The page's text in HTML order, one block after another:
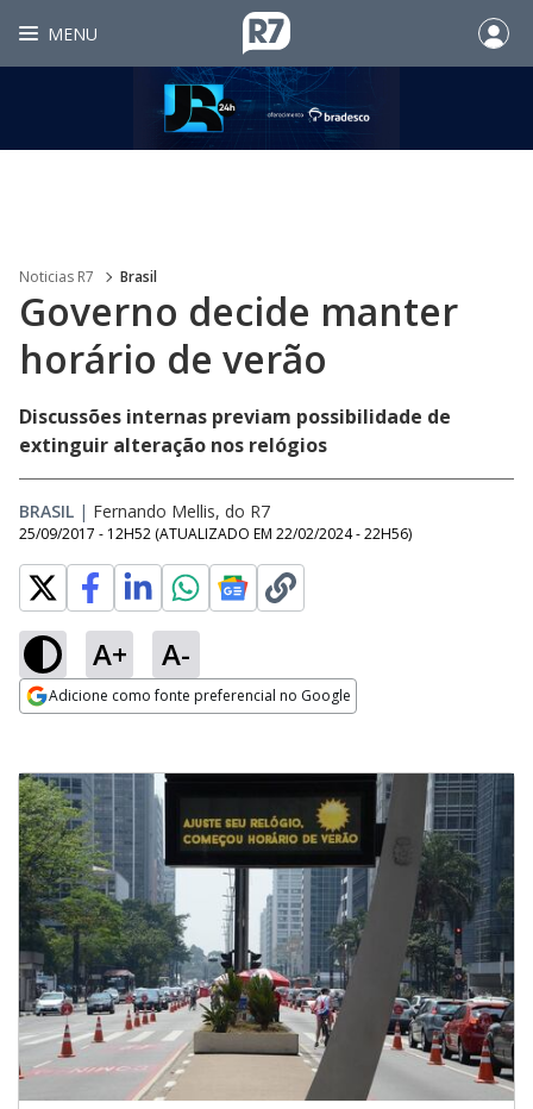
MENU
Noticias R7 Brasil
Governo decide manter
horário de verão
Discussões internas previam possibilidade de
extinguir alteração nos relógios
BRASIL | Fernando Mellis, do R7
25/09/2017 - 12H52 (ATUALIZADO EM 22/02/2024 - 22H56)
A+ A-
Adicione como fonte preferencial no Google